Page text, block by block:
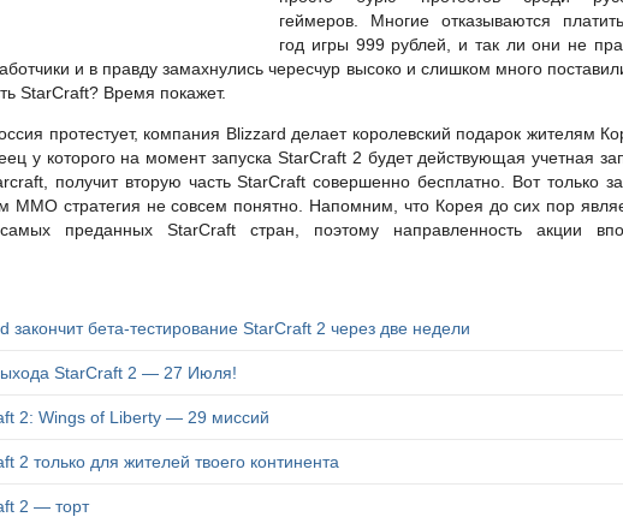
геймеров. Многие отказываются
год игры 999 рублей, и так ли они не
и в правду замахнулись чересчур высоко и слишком много
StarCraft? Время покажет.
протестует, компания Blizzard делает королевский подарок жителям
у которого на момент запуска StarCraft 2 будет действующая учетная
получит вторую часть StarCraft совершенно бесплатно. Вот только
ММО стратегия не совсем понятно. Напомним, что Корея до сих пор
преданных StarCraft стран, поэтому направленность акции
закончит бета-тестирование StarCraft 2 через две недели
StarCraft 2 — 27 Июля!
2: Wings of Liberty — 29 миссий
2 только для жителей твоего континента
2 — торт